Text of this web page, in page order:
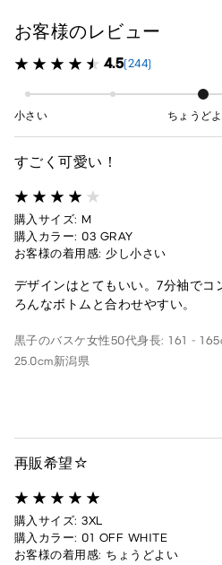
お客様のレビュー
4.5(244)
小さい ちょうど
すごく可愛い！
購入サイズ: M
購入カラー: 03 GRAY
お客様の着用感: 少し小さい
デザインはとてもいい。7分袖でコ
ろんなボトムと合わせやすい。
黒子のバスケ女性50代身長: 161 -
25.0cm新潟県
再販希望☆
購入サイズ: 3XL
購入カラー: 01 OFF WHITE
お客様の着用感: ちょうどよい